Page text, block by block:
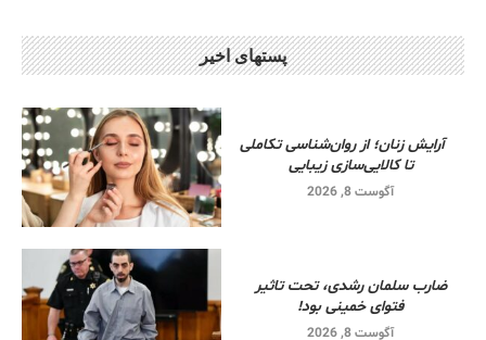
پستهای اخیر
آرایش زنان؛ از روان‌شناسی تکاملی
تا کالایی‌سازی زیبایی
آگوست 8, 2026
ضارب سلمان رشدی، تحت تاثیر
فتوای خمینی بود!
آگوست 8, 2026